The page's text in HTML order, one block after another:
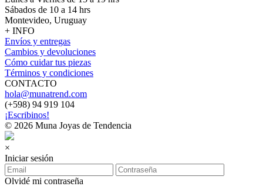
Sábados de 10 a 14 hrs
Montevideo, Uruguay
+ INFO
Envíos y entregas
Cambios y devoluciones
Cómo cuidar tus piezas
Términos y condiciones
CONTACTO
hola@munatrend.com
(+598) 94 919 104
¡Escribinos!
© 2026 Muna Joyas de Tendencia
×
Iniciar sesión
Olvidé mi contraseña